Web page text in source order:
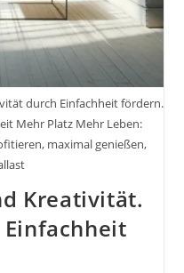
durch Einfachheit fördern.
Mehr Platz Mehr Leben:
maximal genießen,
Kreativität.